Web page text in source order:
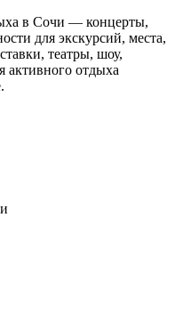
в Сочи — концерты,
для экскурсий, места,
театры, шоу,
активного отдыха